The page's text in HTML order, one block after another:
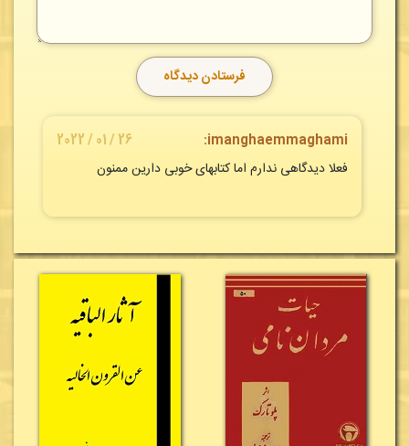
imanghaemmaghami:
26 / 01 / 2022
فعلا دیدگاهی ندارم اما کتابهای خوبی دارین ممنون